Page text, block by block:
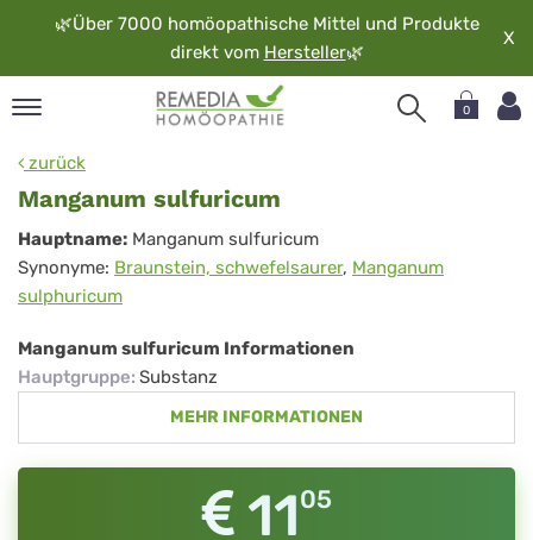
🌿Über 7000 homöopathische Mittel und Produkte
direkt vom Hersteller🌿
X
0
zurück
Manganum sulfuricum
Manganum
sulfuricum
Hauptname: Manganum sulfuricum
Synonyme: Braunstein, schwefelsaurer, Manganum
sulphuricum
Manganum sulfuricum Informationen
Hauptgruppe: Substanz
MEHR INFORMATIONEN
1105